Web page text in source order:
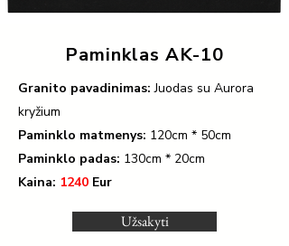
Paminklas AK-10
Granito pavadinimas:Juodas su Aurora
kryžium
Paminklo matmenys: 120cm * 50cm
Paminklo padas: 130cm * 20cm
Kaina: 1240 Eur
Užsakyti